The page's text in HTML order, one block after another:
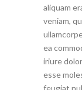
aliquam
veniam,
ea
iriure
esse
feugiat